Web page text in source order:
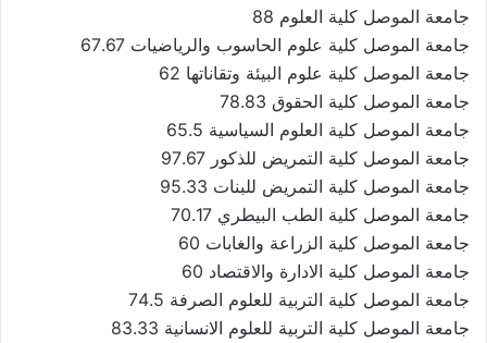
جامعة الموصل كلية العلوم 88
جامعة الموصل كلية علوم الحاسوب والرياضيات 67.67
جامعة الموصل كلية علوم البيئة وتقاناتها 62
جامعة الموصل كلية الحقوق 78.83
جامعة الموصل كلية العلوم السياسية 65.5
جامعة الموصل كلية التمريض للذكور 97.67
جامعة الموصل كلية التمريض للبنات 95.33
جامعة الموصل كلية الطب البيطري 70.17
جامعة الموصل كلية الزراعة والغابات 60
جامعة الموصل كلية الادارة والاقتصاد 60
جامعة الموصل كلية التربية للعلوم الصرفة 74.5
جامعة الموصل كلية التربية للعلوم الانسانية 83.33